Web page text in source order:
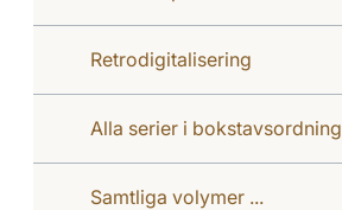
Retrodigitalisering
Alla serier i bokstavsordning
Samtliga volymer ...